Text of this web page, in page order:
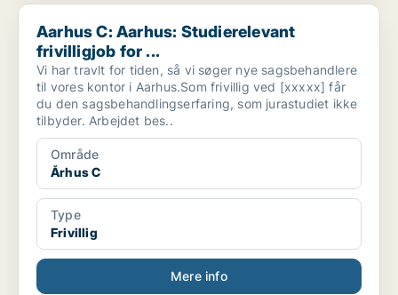
Aarhus C: Aarhus: Studierelevant frivilligjob for ...
Aarhus C: Aarhus: Studierelevant
frivilligjob for ...
Vi har travlt for tiden, så vi søger nye sagsbehandlere
til vores kontor i Aarhus.Som frivillig ved [xxxxx] får
du den sagsbehandlingserfaring, som jurastudiet ikke
tilbyder. Arbejdet bes..
Område
Århus C
Type
Frivillig
Mere info